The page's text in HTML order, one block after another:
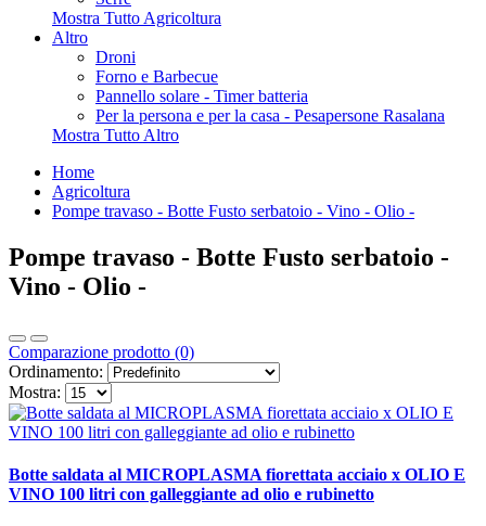
Mostra Tutto Agricoltura
Altro
Droni
Forno e Barbecue
Pannello solare - Timer batteria
Per la persona e per la casa - Pesapersone Rasalana
Mostra Tutto Altro
Home
Agricoltura
Pompe travaso - Botte Fusto serbatoio - Vino - Olio -
Pompe travaso - Botte Fusto serbatoio -
Vino - Olio -
Comparazione prodotto (0)
Ordinamento:
Mostra:
Botte saldata al MICROPLASMA fiorettata acciaio x OLIO E
VINO 100 litri con galleggiante ad olio e rubinetto